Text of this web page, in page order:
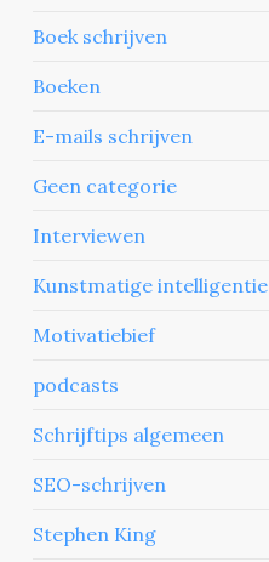
Boek schrijven
Boeken
E-mails schrijven
Geen categorie
Interviewen
Kunstmatige intelligentie
Motivatiebief
podcasts
Schrijftips algemeen
SEO-schrijven
Stephen King